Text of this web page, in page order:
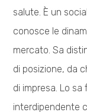
salute. È un
conosce le
mercato. Sa
di posizione, da
di impresa. Lo
interdipendente